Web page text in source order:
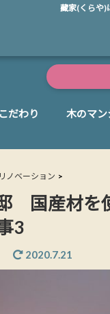
藏家(くらや)
だわり 木のマン
ノベーション
国産材を
3
2020.7.21